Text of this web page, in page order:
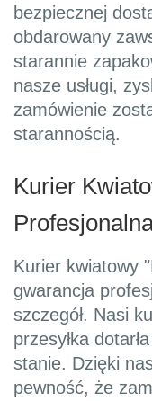
bezpiecznej
obdarowany
starannie
nasze usługi,
zamówienie
starannością.
Kurier
Kurier kwiatowy
gwarancja
szczegół. Nasi
przesyłka
stanie. Dzięki
pewność, że